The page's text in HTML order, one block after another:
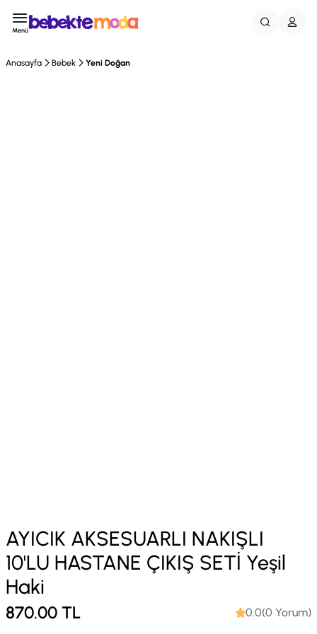
Menü
Anasayfa Bebek Yeni Doğan
AYICIK AKSESUARLI NAKIŞLI
10'LU HASTANE ÇIKIŞ SETİ Yeşil
Haki
870.00 TL 0.0(0 Yorum)